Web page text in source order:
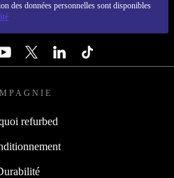
des données personnelles sont disponibles
refurbed